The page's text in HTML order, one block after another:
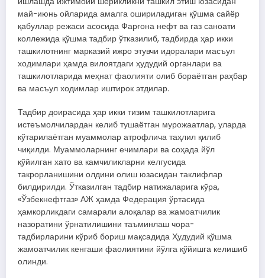
май-июнь ойларида амалга ошириладиган қўшма сайёр
қабуллар режаси асосида Фарғона нефт ва газ саноати
коллежида қўшма тадбир ўтказилиб, тадбирда ҳар икки
ташкилотнинг марказий ижро этувчи идоралари масъул
ходимлари ҳамда вилоятдаги ҳудудий органлари ва
ташкилотларида меҳнат фаолияти олиб бораётган раҳбар
ва масъул ходимлар иштирок этдилар.
Тадбир доирасида ҳар икки тизим ташкилотларига
истеъмолчилардан келиб тушаётган мурожаатлар, уларда
кўтарилаётган муаммолар атрофлича таҳлил қилиб
чиқилди. Муаммоларнинг ечимлари ва соҳада йўл
қўйилган хато ва камчиликларни келгусида
такрорланишини олдини олиш юзасидан таклифлар
билдирилди. Ўтказилган тадбир натижаларига кўра,
«Ўзбекнефтгаз» АЖ ҳамда Федерация ўртасида
ҳамкорликдаги самарали алоқалар ва жамоатчилик
назоратини ўрнатилишини таъминлаш чора-
тадбирларини кўриб бориш мақсадида Ҳудудий қўшма
жамоатчилик кенгаши фаолиятини йўлга қўйишга келишиб
олинди.